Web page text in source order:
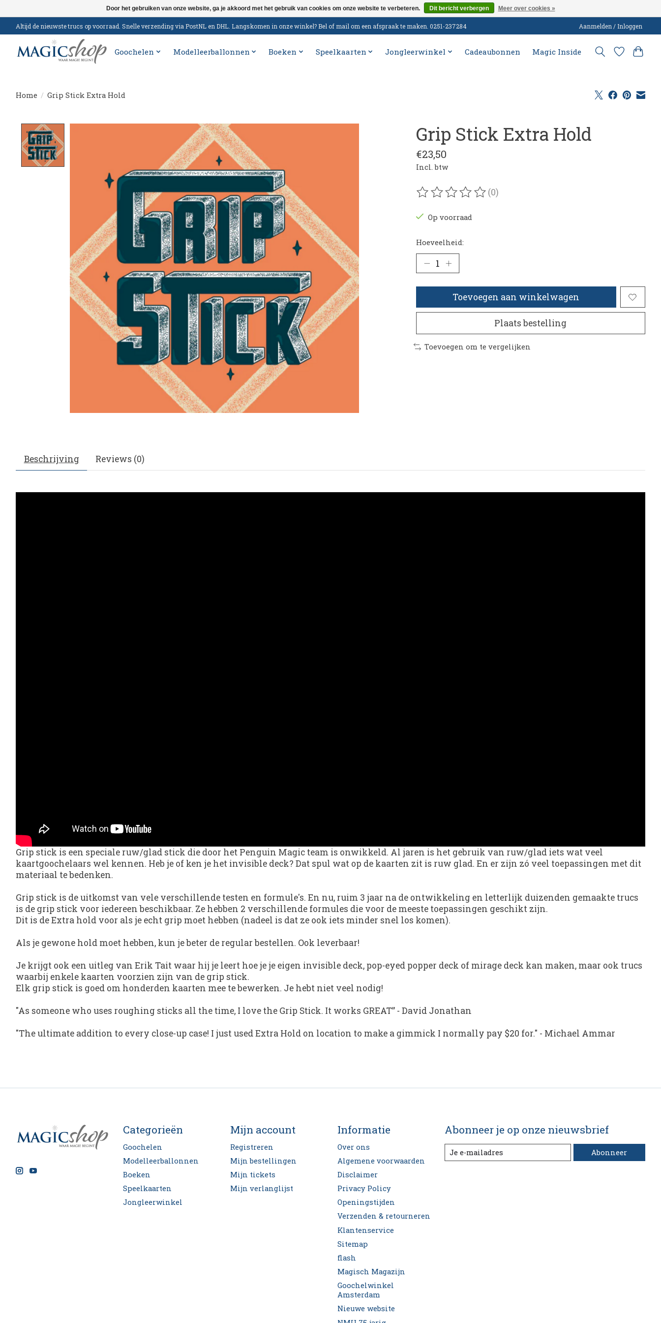
Altijd de nieuwste trucs op voorraad. Snelle verzending via PostNL en DHL. Langskomen in onze winkel? Bel of mail om een afspraak te maken. 0251-237284 Aanmelden / Inloggen
Goochelen Modelleerballonnen Boeken Speelkaarten Jongleerwinkel Cadeaubonnen Magic Inside
Home / Grip Stick Extra Hold
Product image slideshow Items Grip Stick Extra Hold
€23,50
Incl. btw
De beoordeling van dit product is
(0)
Op voorraad
Hoeveelheid:
Toevoegen aan winkelwagen
Plaats bestelling
Toevoegen om te vergelijken
Beschrijving Reviews (0)
Grip stick is een speciale ruw/glad stick die door het Penguin Magic team is onwikkeld. Al jaren is het gebruik van ruw/glad iets wat veel
kaartgoochelaars wel kennen. Heb je of ken je het invisible deck? Dat spul wat op de kaarten zit is ruw glad. En er zijn zó veel toepassingen met dit
materiaal te bedenken.
Grip stick is de uitkomst van vele verschillende testen en formule's. En nu, ruim 3 jaar na de ontwikkeling en letterlijk duizenden gemaakte trucs
is de grip stick voor iedereen beschikbaar. Ze hebben 2 verschillende formules die voor de meeste toepassingen geschikt zijn.
Dit is de Extra hold voor als je echt grip moet hebben (nadeel is dat ze ook iets minder snel los komen).
Als je gewone hold moet hebben, kun je beter de regular bestellen. Ook leverbaar!
Je krijgt ook een uitleg van Erik Tait waar hij je leert hoe je je eigen invisible deck, pop-eyed popper deck of mirage deck kan maken, maar ook trucs
waarbij enkele kaarten voorzien zijn van de grip stick.
Elk grip stick is goed om honderden kaarten mee te bewerken. Je hebt niet veel nodig!
"As someone who uses roughing sticks all the time, I love the Grip Stick. It works GREAT” - David Jonathan
"The ultimate addition to every close-up case! I just used Extra Hold on location to make a gimmick I normally pay $20 for." - Michael Ammar
Categorieën
Goochelen
Modelleerballonnen
Boeken
Speelkaarten
Jongleerwinkel
Mijn account
Registreren
Mijn bestellingen
Mijn tickets
Mijn verlanglijst
Informatie
Over ons
Algemene voorwaarden
Disclaimer
Privacy Policy
Openingstijden
Verzenden & retourneren
Klantenservice
Sitemap
flash
Magisch Magazijn
Goochelwinkel
Amsterdam
Nieuwe website
Abonneer je op onze nieuwsbrief
Abonneer
Door het gebruiken van onze website, ga je akkoord met het gebruik van cookies om onze website te verbeteren. Dit bericht verbergen Meer over cookies »